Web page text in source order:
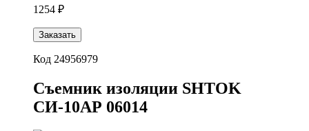
1254 ₽
Заказать
Код 24956979
Съемник изоляции SHTOK
СИ-10АР 06014